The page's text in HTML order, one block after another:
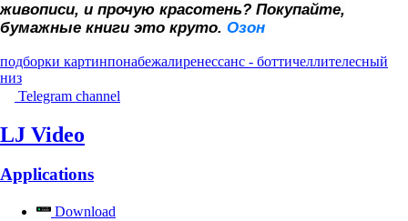
живописи, и прочую красотень? Покупайте,
бумажные книги это круто. Озон
подборки картинпонабежалиренессанс - боттичеллителесный
низ
Telegram channel
LJ Video
Applications
Download